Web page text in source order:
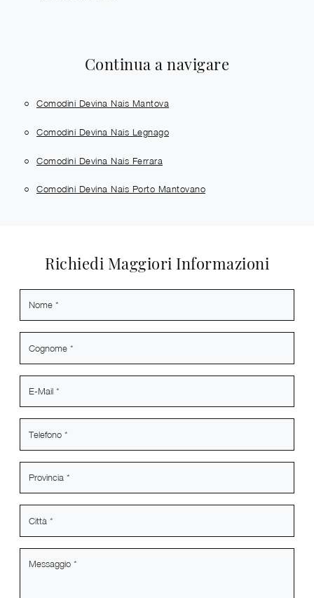
Continua a navigare
Comodini Devina Nais Mantova
Comodini Devina Nais Legnago
Comodini Devina Nais Ferrara
Comodini Devina Nais Porto Mantovano
Richiedi Maggiori Informazioni